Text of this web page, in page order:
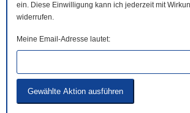
ein. Diese Einwilligung kann ich jederzeit mit
widerrufen.
Meine Email-Adresse lautet: